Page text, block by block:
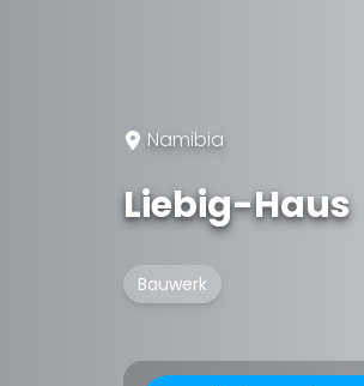
Namibia
Liebig-Haus
Bauwerk